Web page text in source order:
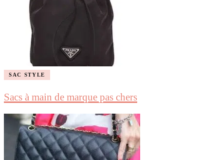
SAC STYLE
Sacs à main de marque pas chers